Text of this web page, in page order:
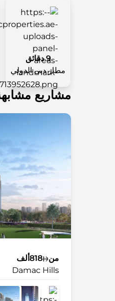
9 دقائق
مطار دبي الدولي
مشاريع
من 818ألف
Damac Hills